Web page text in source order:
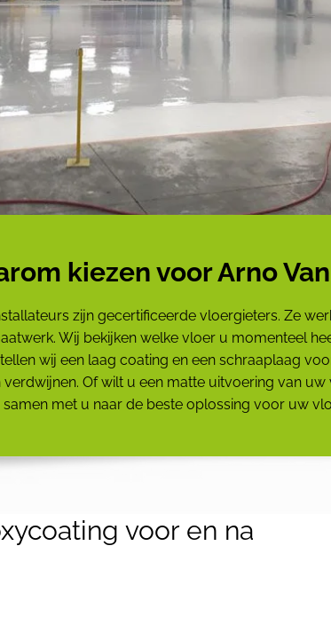
kiezen voor Arno
zijn gecertificeerde vloergieters. Ze
Wij bekijken welke vloer u momenteel
wij een laag coating en een schraaplaag
verdwijnen. Of wilt u een matte uitvoering van
samen met u naar de beste oplossing voor uw
voor en na